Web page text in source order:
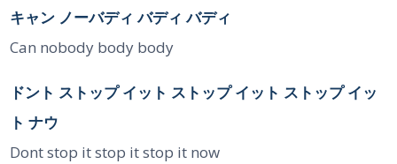
キャン ノーバディ バディ バディ
Can nobody body body
ドント ストップ イット ストップ イット ストップ イッ
ト ナウ
Dont stop it stop it stop it now